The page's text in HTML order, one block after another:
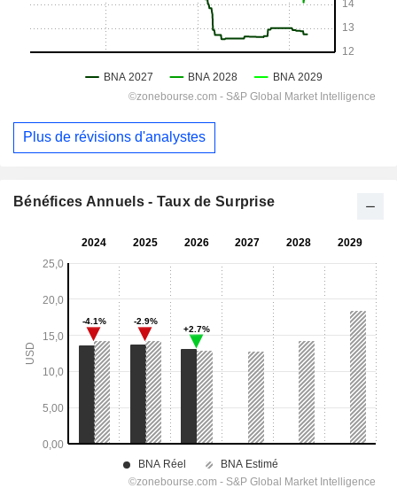
Plus de révisions d'analystes
Bénéfices Annuels - Taux de Surprise